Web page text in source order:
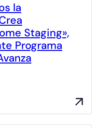
la
Staging»,
Programa